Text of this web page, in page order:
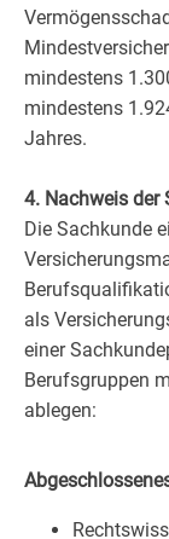
mindestens
mindestens
Jahres.
4. Nachweis der
Die Sachkunde
als
einer
Berufsgruppen
ablegen: